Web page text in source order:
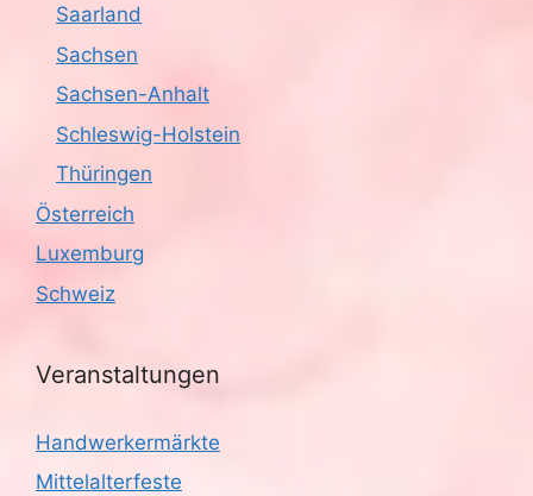
Saarland
Sachsen
Sachsen-Anhalt
Schleswig-Holstein
Thüringen
Österreich
Luxemburg
Schweiz
Veranstaltungen
Handwerkermärkte
Mittelalterfeste